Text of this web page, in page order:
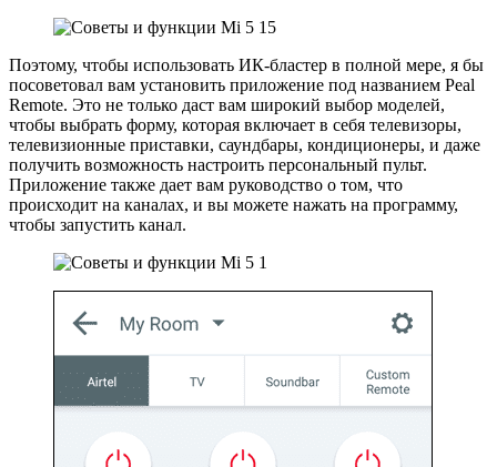
Поэтому, чтобы использовать ИК-бластер в полной мере, я бы
посоветовал вам установить приложение под названием Peal
Remote. Это не только даст вам широкий выбор моделей,
чтобы выбрать форму, которая включает в себя телевизоры,
телевизионные приставки, саундбары, кондиционеры, и даже
получить возможность настроить персональный пульт.
Приложение также дает вам руководство о том, что
происходит на каналах, и вы можете нажать на программу,
чтобы запустить канал.